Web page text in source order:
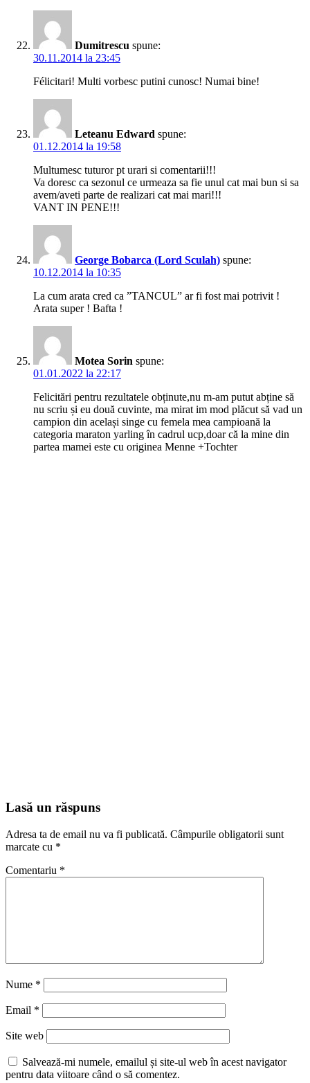
Dumitrescu spune:
30.11.2014 la 23:45
Félicitari! Multi vorbesc putini cunosc! Numai bine!
Leteanu Edward spune:
01.12.2014 la 19:58
Multumesc tuturor pt urari si comentarii!!!
Va doresc ca sezonul ce urmeaza sa fie unul cat mai bun si sa
avem/aveti parte de realizari cat mai mari!!!
VANT IN PENE!!!
George Bobarca (Lord Sculah) spune:
10.12.2014 la 10:35
La cum arata cred ca ”TANCUL” ar fi fost mai potrivit !
Arata super ! Bafta !
Motea Sorin spune:
01.01.2022 la 22:17
Felicitări pentru rezultatele obținute,nu m-am putut abține să
nu scriu și eu două cuvinte, ma mirat im mod plăcut să vad un
campion din același singe cu femela mea campioană la
categoria maraton yarling în cadrul ucp,doar că la mine din
partea mamei este cu originea Menne +Tochter
Lasă un răspuns
Adresa ta de email nu va fi publicată. Câmpurile obligatorii sunt
marcate cu *
Comentariu *
Nume *
Email *
Site web
Salvează-mi numele, emailul și site-ul web în acest navigator
pentru data viitoare când o să comentez.